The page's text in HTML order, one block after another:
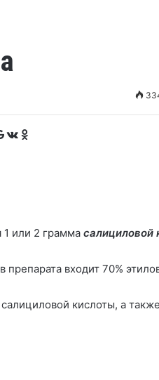
G
o
V
K
1 или 2 грамма салициловой
препарата входит 70%
кислоты, а